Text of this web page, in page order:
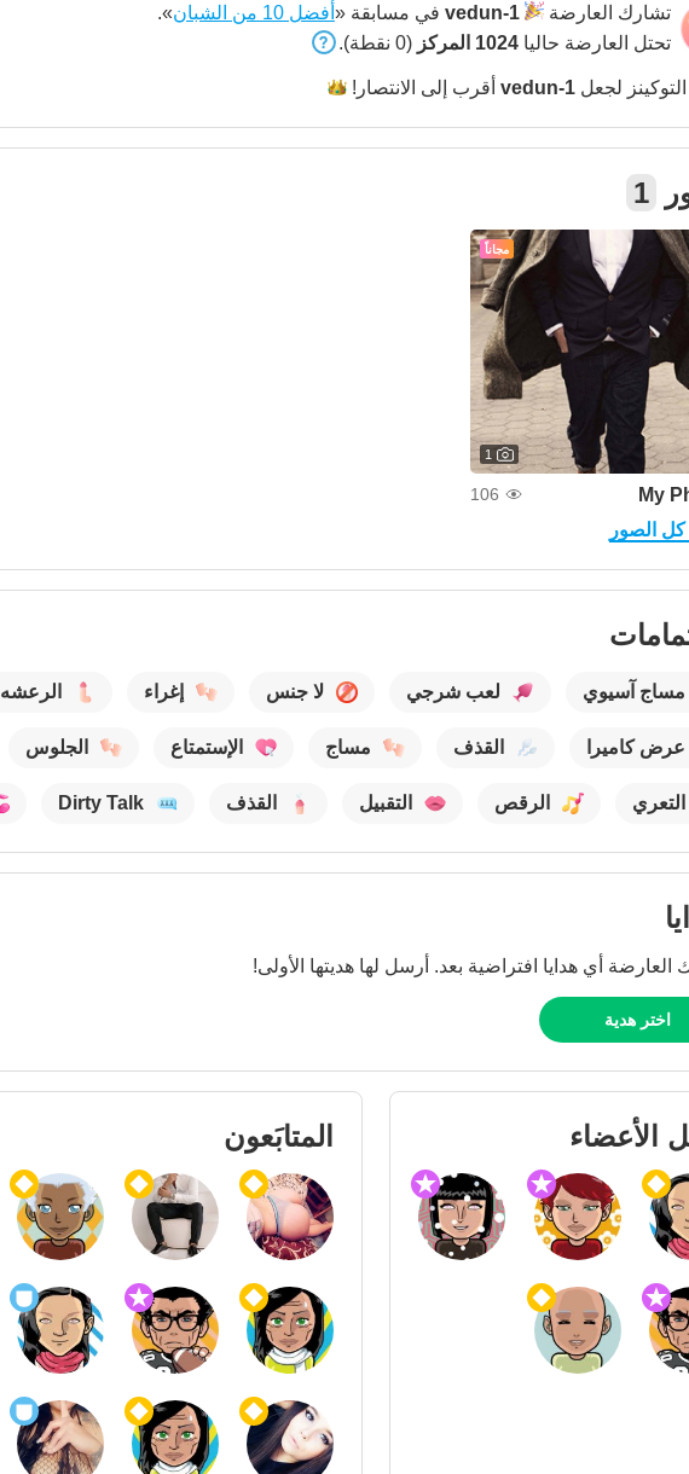
تشارك العارضة vedun-1 في مسابقة « أفضل 10 من الشبان
».
تحتل العارضة حاليا 1024 المركز (0 نقطة).
لجعل vedun-1 أقرب إلى الانتصار!
1
مجاناً
1
My
106
الصور
مساج آسيوي لعب شرجي لا جنس إغراء الرعشه
عرض كاميرا القذف مساج الإستمتاع الجلوس
التعري الرقص التقبيل القذف Dirty Talk
العارضة أي هدايا افتراضية بعد. أرسل لها هديتها الأولى!
اختر هدية
الأعضاء المتابَعون